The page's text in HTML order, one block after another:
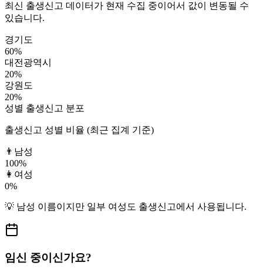
최신 출생신고 데이터가 현재 수집 중이어서 값이 변동될 수
있습니다.
경기도
60%
대전광역시
20%
강원도
20%
성별 출생신고 분포
출생신고 성별 비율 (최근 집계 기준)
👨 남성
100%
👩 여성
0%
💡 남성 이름이지만 일부 여성도 출생신고에서 사용됩니다.
임신 중이신가요?